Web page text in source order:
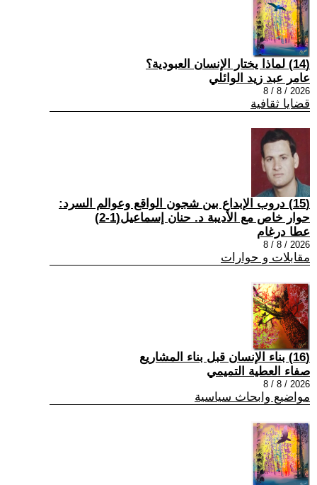
(14) لماذا يختار الإنسان العبودية؟
عامر عبد زيد الوائلي
2026 / 8 / 8
قضايا ثقافية
(15) دروب الإبداع بين شجون الواقع وعوالم السرد:
حوار خاص مع الأديبة د. حنان إسماعيل(1-2)
عطا درغام
2026 / 8 / 8
مقابلات و حوارات
(16) بناء الإنسان قبل بناء المشاريع
صفاء العطية التميمي
2026 / 8 / 8
مواضيع وابحاث سياسية